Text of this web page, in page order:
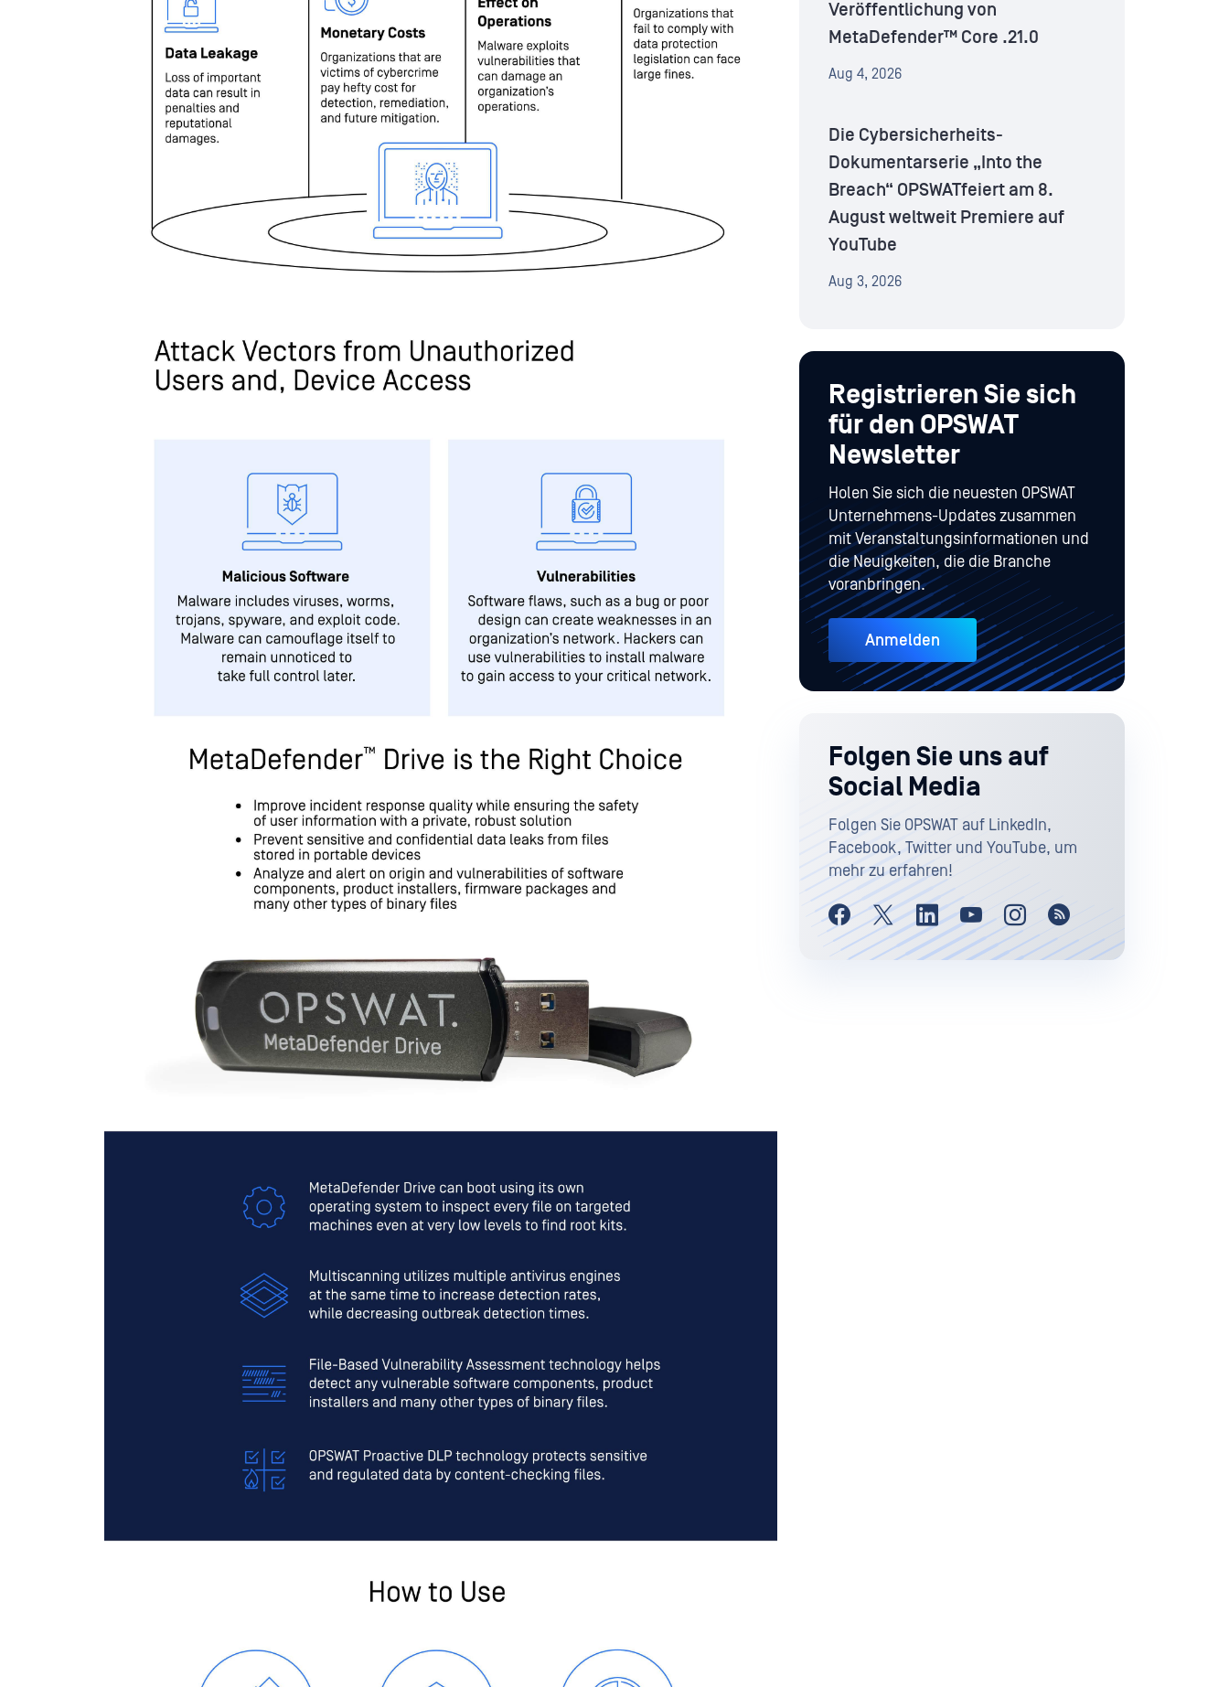
Veröffentlichung von
MetaDefender™ Core .21.0
Aug 4, 2026
Die Cybersicherheits-
Dokumentarserie „Into the
Breach“ OPSWATfeiert am 8.
August weltweit Premiere auf
YouTube
Aug 3, 2026
Registrieren Sie sich
für den OPSWAT
Newsletter
Holen Sie sich die neuesten OPSWAT
Unternehmens-Updates zusammen
mit Veranstaltungsinformationen und
die Neuigkeiten, die die Branche
voranbringen.
Anmelden
Folgen Sie uns auf
Social Media
Folgen Sie OPSWAT auf LinkedIn,
Facebook, Twitter und YouTube, um
mehr zu erfahren!